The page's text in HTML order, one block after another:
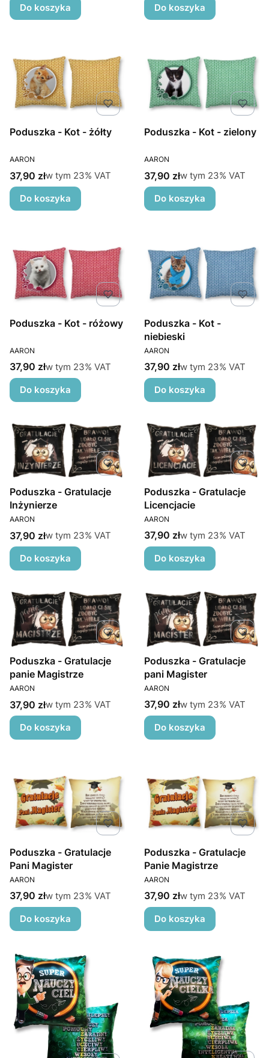
Do koszyka Do koszyka
Poduszka - Kot - żółty
PRODUCENT
AARON
Cena brutto
37,90 złw tym %s VAT
w tym 23% VAT
Do koszyka
Poduszka - Kot - zielony
PRODUCENT
AARON
Cena brutto
37,90 złw tym %s VAT
w tym 23% VAT
Do koszyka
Poduszka - Kot - różowy
PRODUCENT
AARON
Cena brutto
37,90 złw tym %s VAT
w tym 23% VAT
Do koszyka
Poduszka - Kot -
niebieski
PRODUCENT
AARON
Cena brutto
37,90 złw tym %s VAT
w tym 23% VAT
Do koszyka
Poduszka - Gratulacje
Inżynierze
PRODUCENT
AARON
Cena brutto
37,90 złw tym %s VAT
w tym 23% VAT
Do koszyka
Poduszka - Gratulacje
Licencjacie
PRODUCENT
AARON
Cena brutto
37,90 złw tym %s VAT
w tym 23% VAT
Do koszyka
Poduszka - Gratulacje
panie Magistrze
PRODUCENT
AARON
Cena brutto
37,90 złw tym %s VAT
w tym 23% VAT
Do koszyka
Poduszka - Gratulacje
pani Magister
PRODUCENT
AARON
Cena brutto
37,90 złw tym %s VAT
w tym 23% VAT
Do koszyka
Poduszka - Gratulacje
Pani Magister
PRODUCENT
AARON
Cena brutto
37,90 złw tym %s VAT
w tym 23% VAT
Do koszyka
Poduszka - Gratulacje
Panie Magistrze
PRODUCENT
AARON
Cena brutto
37,90 złw tym %s VAT
w tym 23% VAT
Do koszyka